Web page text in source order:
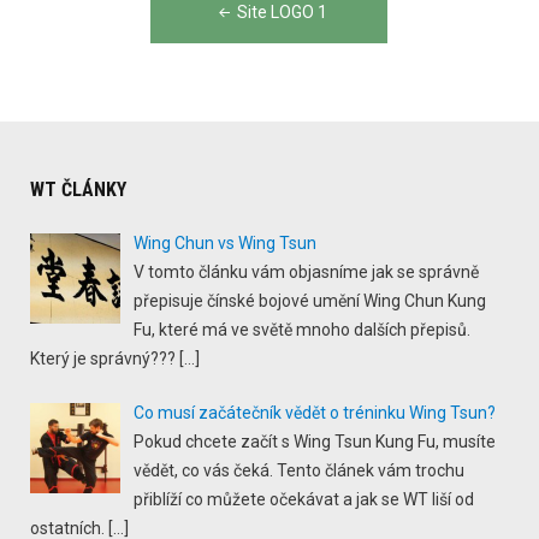
navigation
Site LOGO 1
WT ČLÁNKY
Wing Chun vs Wing Tsun
V tomto článku vám objasníme jak se správně
přepisuje čínské bojové umění Wing Chun Kung
Fu, které má ve světě mnoho dalších přepisů.
Který je správný???
Co musí začátečník vědět o tréninku Wing Tsun?
Pokud chcete začít s Wing Tsun Kung Fu, musíte
vědět, co vás čeká. Tento článek vám trochu
přiblíží co můžete očekávat a jak se WT liší od
ostatních.